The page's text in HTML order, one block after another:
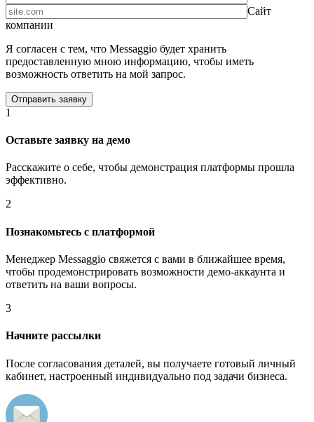
Сайт
компании
Я согласен с тем, что Messaggio будет хранить
предоставленную мною информацию, чтобы иметь
возможность ответить на мой запрос.
1
Оставьте заявку на демо
Расскажите о себе, чтобы демонстрация платформы прошла
эффективно.
2
Познакомьтесь с платформой
Менеджер Messaggio свяжется с вами в ближайшее время,
чтобы продемонстрировать возможности демо-аккаунта и
ответить на ваши вопросы.
3
Начните рассылки
После согласования деталей, вы получаете готовый личный
кабинет, настроенный индивидуально под задачи бизнеса.